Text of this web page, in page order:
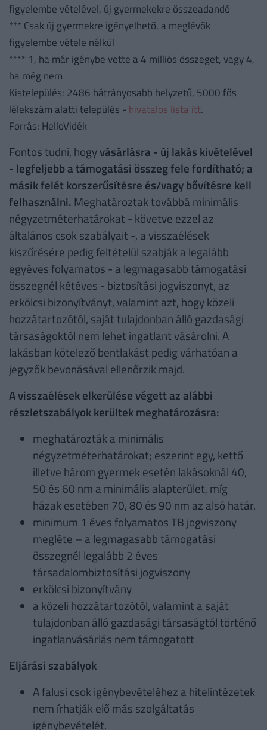
figyelembe vételével, új gyermekekre összeadandó
*** Csak új gyermekre igényelhető, a meglévők
figyelembe vétele nélkül
**** 1, ha már igénybe vette a 4 milliós összeget, vagy 4,
ha még nem
Kistelepülés: 2486 hátrányosabb helyzetű, 5000 fős
lélekszám alatti település - hivatalos lista itt.
Forrás: HelloVidék
Fontos tudni, hogyvásárlásra - új lakás kivételével
- legfeljebb a támogatási összeg fele fordítható; a
másik felét korszerűsítésre és/vagy bővítésre kell
felhasználni. Meghatároztak továbbá minimális
négyzetméterhatárokat - követve ezzel az
általános csok szabályait -, a visszaélések
kiszűrésére pedig feltételül szabják a legalább
egyéves folyamatos - a legmagasabb támogatási
összegnél kétéves - biztosítási jogviszonyt, az
erkölcsi bizonyítványt, valamint azt, hogy közeli
hozzátartozótól, saját tulajdonban álló gazdasági
társaságoktól nem lehet ingatlant vásárolni. A
lakásban kötelező bentlakást pedig várhatóan a
jegyzők bevonásával ellenőrzik majd.
A visszaélések elkerülése végett az alábbi
részletszabályok kerültek meghatározásra:
meghatározták a minimális
négyzetméterhatárokat; eszerint egy, kettő
illetve három gyermek esetén lakásoknál 40,
50 és 60 nm a minimális alapterület, míg
házak esetében 70, 80 és 90 nm az alsó határ,
minimum 1 éves folyamatos TB jogviszony
megléte – a legmagasabb támogatási
összegnél legalább 2 éves
társadalombiztosítási jogviszony
erkölcsi bizonyítvány
a közeli hozzátartozótól, valamint a saját
tulajdonban álló gazdasági társaságtól történő
ingatlanvásárlás nem támogatott
Eljárási szabályok
A falusi csok igénybevételéhez a hitelintézetek
nem írhatják elő más szolgáltatás
igénybevételét.